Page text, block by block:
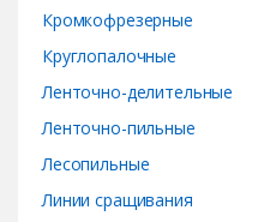
Кромкофрезерные
Круглопалочные
Ленточно-делительные
Ленточно-пильные
Лесопильные
Линии сращивания